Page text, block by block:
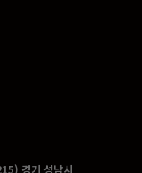
경기 성남시